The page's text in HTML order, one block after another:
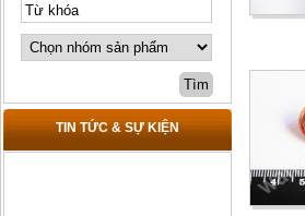
TIN TỨC & SỰ KIỆN